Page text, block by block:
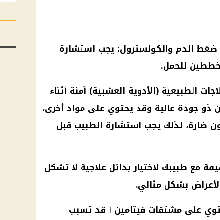
ضغط الدم والكولسترول: يجب استشارة
للحمل.
الطبيعية (الأدوية العشبية) آمنة أثناء
ذو جودة عالية وقد يحتوي على مواد أخرى،
ضارة، لذلك يجب استشارة الطبيب قبل
مع طبيبك لاختيار بدائل علاجية لا تشكل
بشكل مثالي.
على مشتقات فيتامين أ قد تسبب